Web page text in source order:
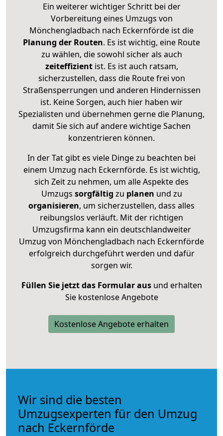
Ein weiterer wichtiger Schritt bei der
Vorbereitung eines Umzugs von
Mönchengladbach nach Eckernförde ist die
Planung der Routen. Es ist wichtig, eine Route
zu wählen, die sowohl sicher als auch
zeiteffizientist. Es ist auch ratsam,
sicherzustellen, dass die Route frei von
Straßensperrungen und anderen Hindernissen
ist. Keine Sorgen, auch hier haben wir
Spezialisten und übernehmen gerne die Planung,
damit Sie sich auf andere wichtige Sachen
konzentrieren können.
In der Tat gibt es viele Dinge zu beachten bei
einem Umzug nach Eckernförde. Es ist wichtig,
sich Zeit zu nehmen, um alle Aspekte des
Umzugs sorgfältig zu planen und zu
organisieren, um sicherzustellen, dass alles
reibungslos verläuft. Mit der richtigen
Umzugsfirma kann ein deutschlandweiter
Umzug von Mönchengladbach nach Eckernförde
erfolgreich durchgeführt werden und dafür
sorgen wir.
Füllen Sie jetzt das Formular ausund erhalten
Sie kostenlose Angebote
Kostenlose Angebote erhalten
Wir sind die besten
Umzugsexperten für den Umzug
nach Eckernförde